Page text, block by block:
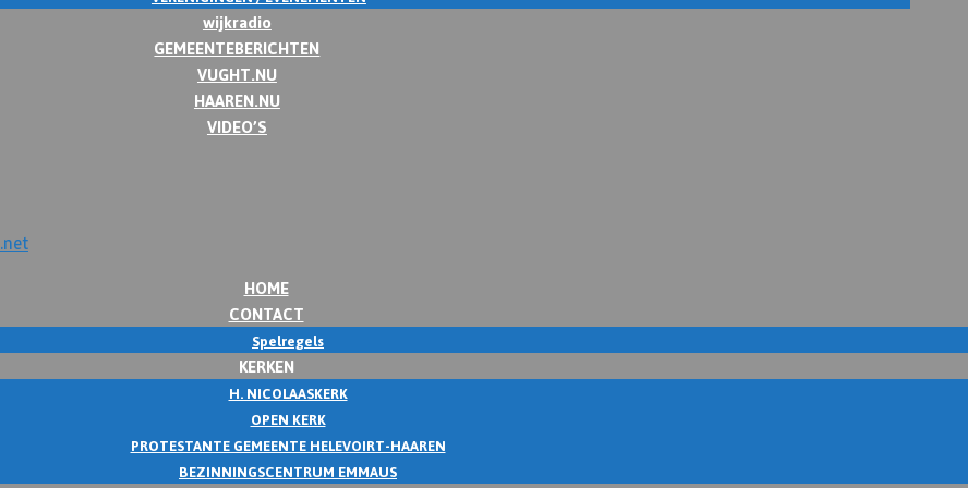
wijkradio
GEMEENTEBERICHTEN
VUGHT.NU
HAAREN.NU
VIDEO’S
HOME
CONTACT
Spelregels
KERKEN
H. NICOLAASKERK
OPEN KERK
PROTESTANTE GEMEENTE HELEVOIRT-HAAREN
BEZINNINGSCENTRUM EMMAUS